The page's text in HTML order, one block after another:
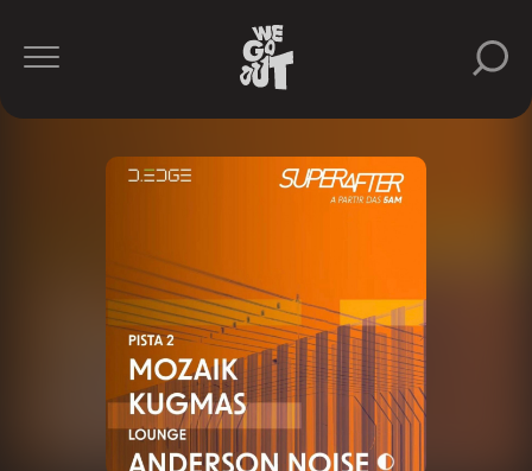
Anderson
D-
Edgehttps://www.instagram.com/dedgesp/